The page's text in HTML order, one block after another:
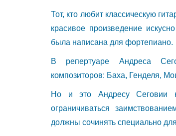
Тот, кто любит классическую
красивое произведение
была написана для фортепиано.
В репертуаре Андреса
композиторов: Баха, Генделя,
Но и это Андресу Сеговии
ограничиваться
должны сочинять специально